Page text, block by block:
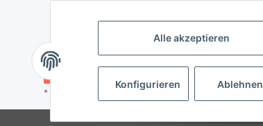
Alle akzeptieren
Konfigurieren Ablehnen
Vertrag widerrufen
* Alle Preise inkl. gesetzlicher USt., zzgl.